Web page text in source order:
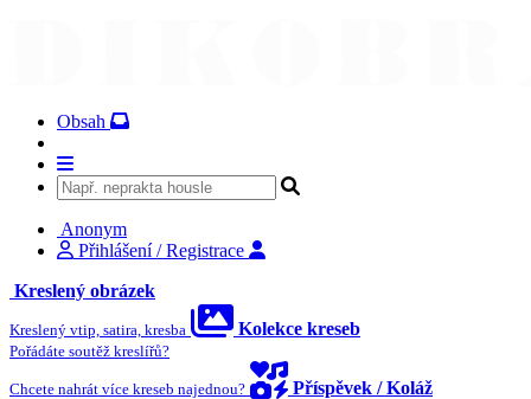
Obsah
Anonym
Přihlášení / Registrace
Kreslený obrázek
Kreslený vtip, satira, kresba Kolekce kreseb
Pořádáte soutěž kreslířů?
Chcete nahrát více kreseb najednou? Příspěvek / Koláž